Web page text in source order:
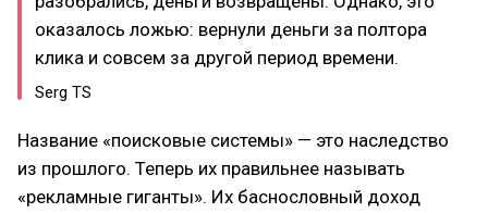
оказалось ложью: вернули деньги за полтора
клика и совсем за другой период времени.
Serg TS
Название «поисковые системы» — это наследство
из прошлого. Теперь их правильнее называть
«рекламные гиганты». Их баснословный доход